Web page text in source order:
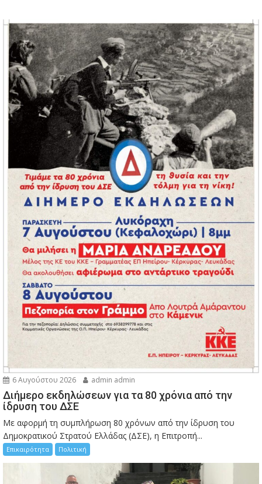
6 Αυγούστου 2026 admin admin
Διήμερο εκδηλώσεων για τα 80 χρόνια από την
ίδρυση του ΔΣΕ
Με αφορμή τη συμπλήρωση 80 χρόνων από την ίδρυση του
Δημοκρατικού Στρατού Ελλάδας (ΔΣΕ), η Επιτροπή...
Επικαιρότητα Πολιτική